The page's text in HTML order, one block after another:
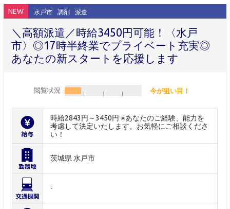
NEW 水戸市 調剤 派遣
＼高額派遣／時給3450円可能！〈水戸
市〉◎17時半終業でプライベート充実◎
あなたの新スタートを応援します
閲覧状況 今が狙い目！
時給2843円～3450円 ※あなたのご経験、能力を
考慮して決定いたします。お気軽にご相談くださ
い！
茨城県 水戸市
-